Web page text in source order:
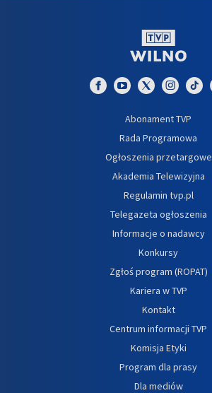
Abonament TVP
Rada Programowa
Ogłoszenia przetargowe
Akademia Telewizyjna
Regulamin tvp.pl
Telegazeta ogłoszenia
Informacje o nadawcy
Konkursy
Zgłoś program (ROPAT)
Kariera w TVP
Kontakt
Centrum informacji TVP
Komisja Etyki
Program dla prasy
Dla mediów